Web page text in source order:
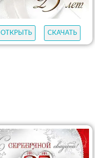
ОТКРЫТЬ СКАЧАТЬ